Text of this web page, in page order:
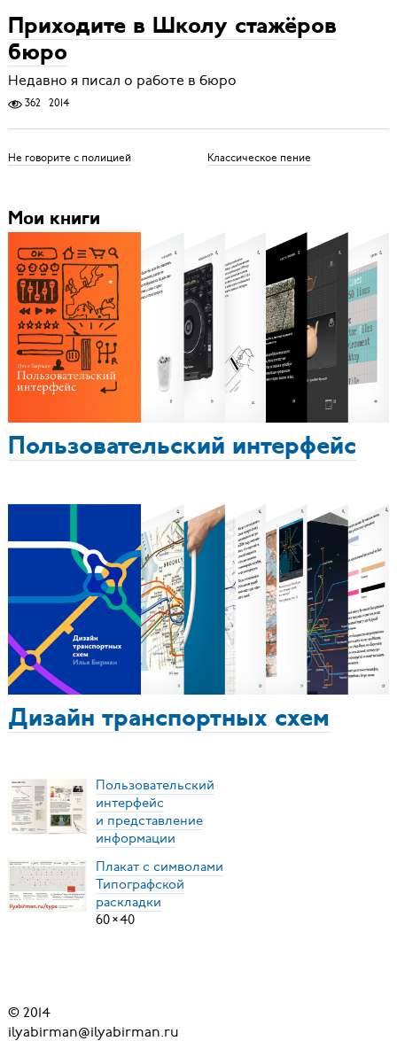
Приходите в Школу стажёров
бюро
Недавно я писал о работе в бюро
362 2014
Не говорите с полицией Классическое пение
Мои книги
Пользовательский интерфейс
Дизайн транспортных схем
Пользовательский
интерфейс
и представление
информации
Плакат с символами
Типографской
раскладки
60×40
© 2014
ilyabirman@ilyabirman.ru